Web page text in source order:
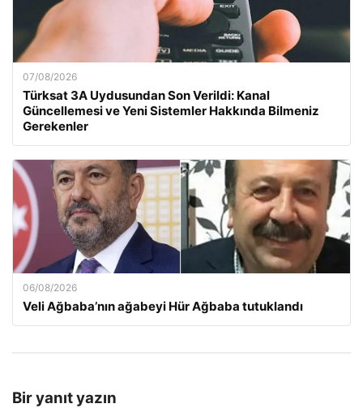
07/08/2026
Türksat 3A Uydusundan Son Verildi: Kanal
Güncellemesi ve Yeni Sistemler Hakkında Bilmeniz
Gerekenler
06/08/2026
Veli Ağbaba’nın ağabeyi Hür Ağbaba tutuklandı
Bir yanıt yazın